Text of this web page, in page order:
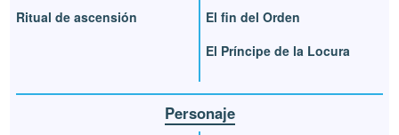
Ritual de ascensión
El fin del Orden
El Príncipe de la Locura
Personaje